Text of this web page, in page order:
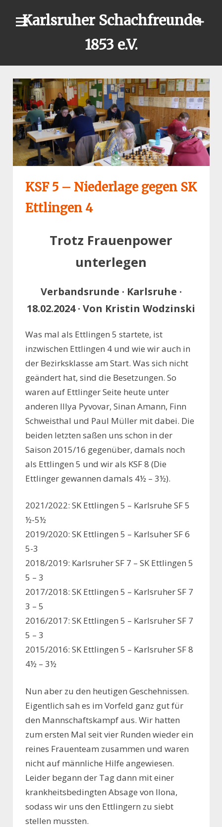
Karlsruher Schachfreunde
1853 e.V.
KSF 5 – Niederlage gegen SK
Ettlingen 4
Trotz Frauenpower
unterlegen
Verbandsrunde · Karlsruhe ·
18.02.2024 · Von Kristin Wodzinski
Was mal als Ettlingen 5 startete, ist
inzwischen Ettlingen 4 und wie wir auch in
der Bezirksklasse am Start. Was sich nicht
geändert hat, sind die Besetzungen. So
waren auf Ettlinger Seite heute unter
anderen Illya Pyvovar, Sinan Amann, Finn
Schweisthal und Paul Müller mit dabei. Die
beiden letzten saßen uns schon in der
Saison 2015/16 gegenüber, damals noch
als Ettlingen 5 und wir als KSF 8 (Die
Ettlinger gewannen damals 4½ – 3½).
2021/2022: SK Ettlingen 5 – Karlsruhe SF 5
½-5½
2019/2020: SK Ettlingen 5 – Karlsuher SF 6
5-3
2018/2019: Karlsruher SF 7 – SK Ettlingen 5
5 – 3
2017/2018: SK Ettlingen 5 – Karlsruher SF 7
3 – 5
2016/2017: SK Ettlingen 5 – Karlsruher SF 7
5 – 3
2015/2016: SK Ettlingen 5 – Karlsruher SF 8
4½ – 3½
Nun aber zu den heutigen Geschehnissen.
Eigentlich sah es im Vorfeld ganz gut für
den Mannschaftskampf aus. Wir hatten
zum ersten Mal seit vier Runden wieder ein
reines Frauenteam zusammen und waren
nicht auf männliche Hilfe angewiesen.
Leider begann der Tag dann mit einer
krankheitsbedingten Absage von Ilona,
sodass wir uns den Ettlingern zu siebt
stellen mussten.